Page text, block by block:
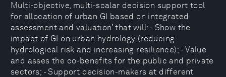
Multi-objective, multi-scalar decision support tool
for allocation of urban GI based on integrated
assessment and valuation’ that will: - Show the
impact of GI on urban hydrology (reducing
hydrological risk and increasing resilience); - Value
and asses the co-benefits for the public and private
sectors; - Support decision-makers at different